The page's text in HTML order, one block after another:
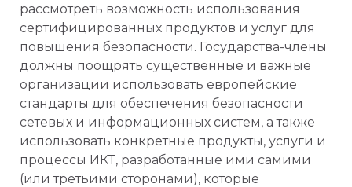
рассмотреть возможность использования
сертифицированных продуктов и услуг для
повышения безопасности. Государства-члены
должны поощрять существенные и важные
организации использовать европейские
стандарты для обеспечения безопасности
сетевых и информационных систем, а также
использовать конкретные продукты, услуги и
процессы ИКТ, разработанные ими самими
(или третьими сторонами), которые